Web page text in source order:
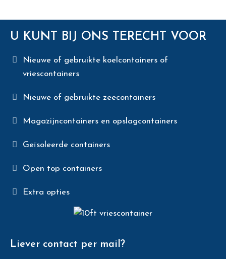
U KUNT BIJ ONS TERECHT VOOR
Nieuwe of gebruikte koelcontainers of
vriescontainers
Nieuwe of gebruikte zeecontainers
Magazijncontainers en opslagcontainers
Geïsoleerde containers
Open top containers
Extra opties
Liever contact per mail?